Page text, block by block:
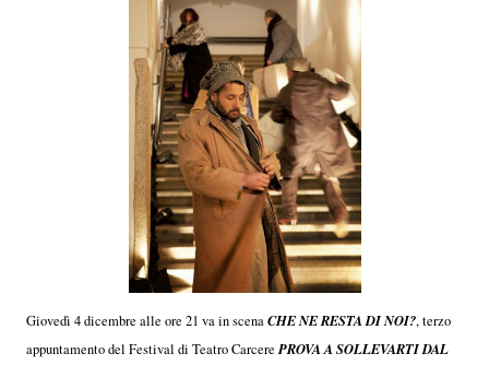
Giovedì 4 dicembre alle ore 21 va in scenaCHE NE RESTA DI NOI?, terzo
appuntamento del Festival di Teatro CarcerePROVA A SOLLEVARTI DAL